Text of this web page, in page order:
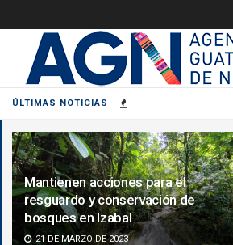
ÚLTIMAS NOTICIAS
Mantienen acciones para el
resguardo y conservación de
bosques en Izabal
21 DE MARZO DE 2023